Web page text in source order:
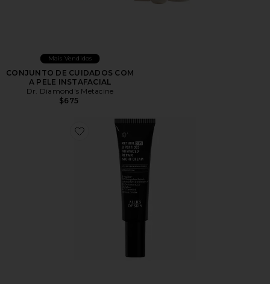
Mais Vendidos
CONJUNTO DE CUIDADOS COM
A PELE INSTAFACIAL
Dr. Diamond's Metacine
$675
Favorite 0.1% Retinal & Peptides Advanced Repair